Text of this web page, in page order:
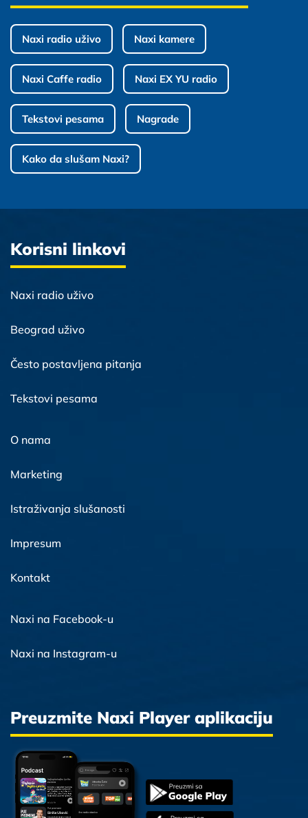
Naxi radio uživo Naxi kamere
Naxi Caffe radio Naxi EX YU radio
Tekstovi pesama Nagrade
Kako da slušam Naxi?
Korisni linkovi
Naxi radio uživo
Beograd uživo
Često postavljena pitanja
Tekstovi pesama
O nama
Marketing
Istraživanja slušanosti
Impresum
Kontakt
Naxi na Facebook-u
Naxi na Instagram-u
Preuzmite Naxi Player aplikaciju